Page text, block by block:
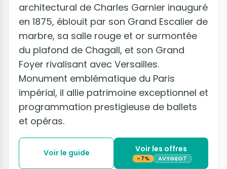
architectural de Charles Garnier inauguré
en 1875, éblouit par son Grand Escalier de
marbre, sa salle rouge et or surmontée
du plafond de Chagall, et son Grand
Foyer rivalisant avec Versailles.
Monument emblématique du Paris
impérial, il allie patrimoine exceptionnel et
programmation prestigieuse de ballets
et opéras.
Voir le guide Voir les offres
-7% AVYGEO7